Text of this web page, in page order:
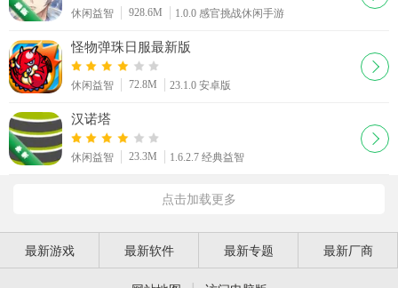
休闲益智 928.6M 1.0.0 感官挑战休闲手游
怪物弹珠日服最新版
休闲益智 72.8M 23.1.0 安卓版
汉诺塔
休闲益智 23.3M 1.6.2.7 经典益智
点击加载更多
最新游戏 最新软件 最新专题 最新厂商